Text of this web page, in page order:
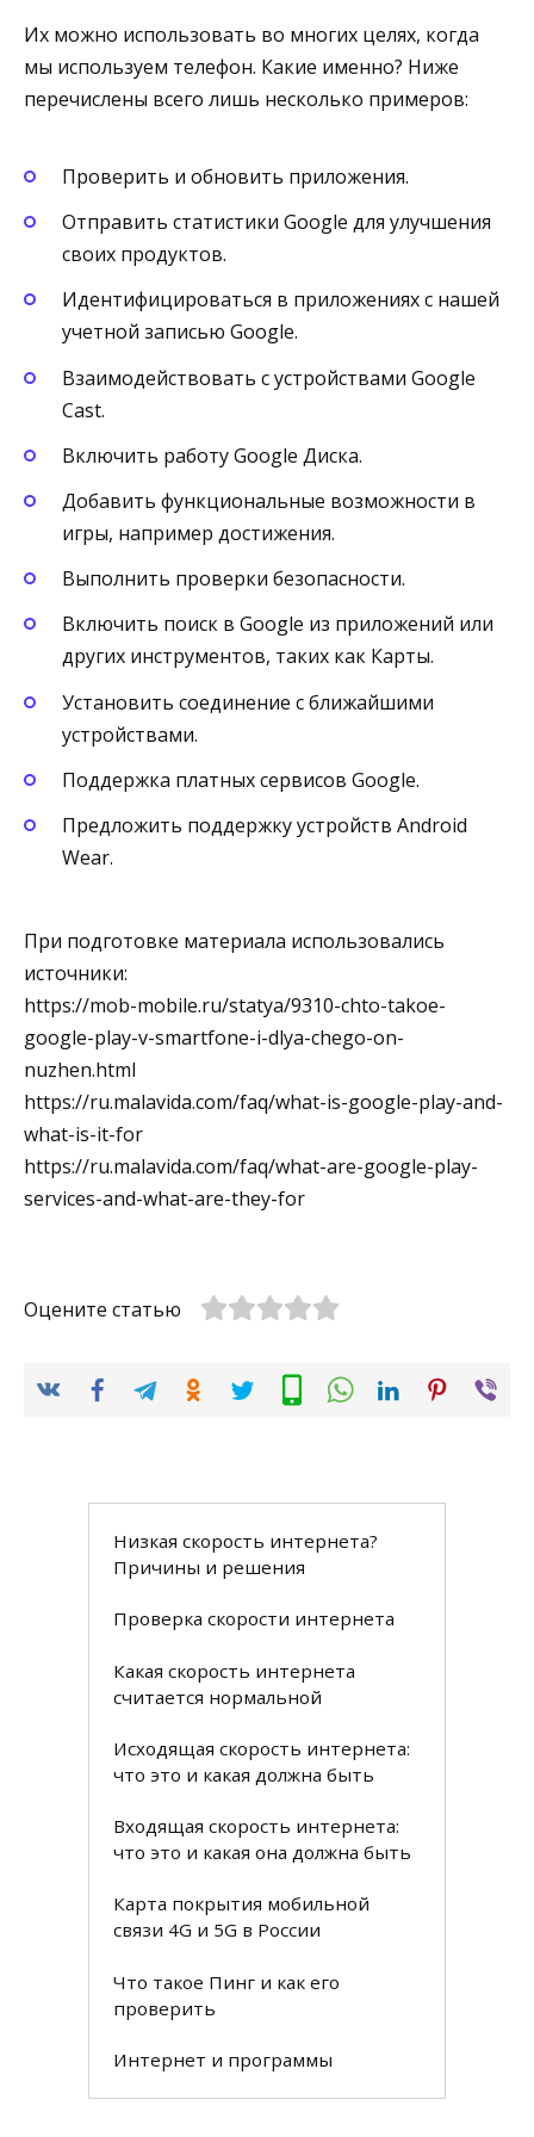
Их можно использовать во многих целях, когда
мы используем телефон. Какие именно? Ниже
перечислены всего лишь несколько примеров:
Проверить и обновить приложения.
Отправить статистики Google для улучшения
своих продуктов.
Идентифицироваться в приложениях с нашей
учетной записью Google.
Взаимодействовать с устройствами Google
Cast.
Включить работу Google Диска.
Добавить функциональные возможности в
игры, например достижения.
Выполнить проверки безопасности.
Включить поиск в Google из приложений или
других инструментов, таких как Карты.
Установить соединение с ближайшими
устройствами.
Поддержка платных сервисов Google.
Предложить поддержку устройств Android
Wear.
При подготовке материала использовались
источники:
https://mob-mobile.ru/statya/9310-chto-takoe-
google-play-v-smartfone-i-dlya-chego-on-
nuzhen.html
https://ru.malavida.com/faq/what-is-google-play-and-
what-is-it-for
https://ru.malavida.com/faq/what-are-google-play-
services-and-what-are-they-for
Оцените статью
Низкая скорость интернета?
Причины и решения
Проверка скорости интернета
Какая скорость интернета
считается нормальной
Исходящая скорость интернета:
что это и какая должна быть
Входящая скорость интернета:
что это и какая она должна быть
Карта покрытия мобильной
связи 4G и 5G в России
Что такое Пинг и как его
проверить
Интернет и программы